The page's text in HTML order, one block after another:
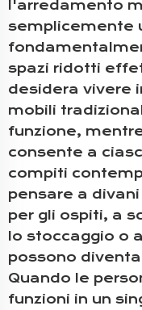
l'arredamento
semplicemente
spazi ridotti
desidera vivere
mobili
funzione,
consente a
compiti
pensare a
per gli ospiti, a
lo stoccaggio o
possono
Quando le
funzioni in un